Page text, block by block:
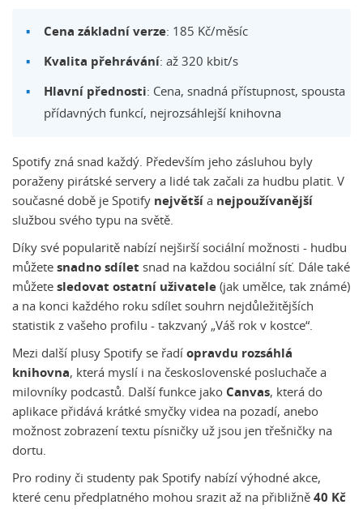
Cena základní verze: 185 Kč/měsíc
Kvalita přehrávání: až 320 kbit/s
Hlavní přednosti: Cena, snadná přístupnost, spousta
přídavných funkcí, nejrozsáhlejší knihovna
Spotify zná snad každý. Především jeho zásluhou byly
poraženy pirátské servery a lidé tak začali za hudbu platit. V
současné době je Spotify největší a nejpoužívanější
službou svého typu na světě.
Díky své popularitě nabízí nejširší sociální možnosti - hudbu
můžete snadno sdílet snad na každou sociální síť. Dále také
můžete sledovat ostatní uživatele (jak umělce, tak známé)
a na konci každého roku sdílet souhrn nejdůležitějších
statistik z vašeho profilu - takzvaný „Váš rok v kostce“.
Mezi další plusy Spotify se řadí opravdu rozsáhlá
knihovna, která myslí i na československé posluchače a
milovníky podcastů. Další funkce jako Canvas, která do
aplikace přidává krátké smyčky videa na pozadí, anebo
možnost zobrazení textu písničky už jsou jen třešničky na
dortu.
Pro rodiny či studenty pak Spotify nabízí výhodné akce,
které cenu předplatného mohou srazit až na přibližně 40 Kč